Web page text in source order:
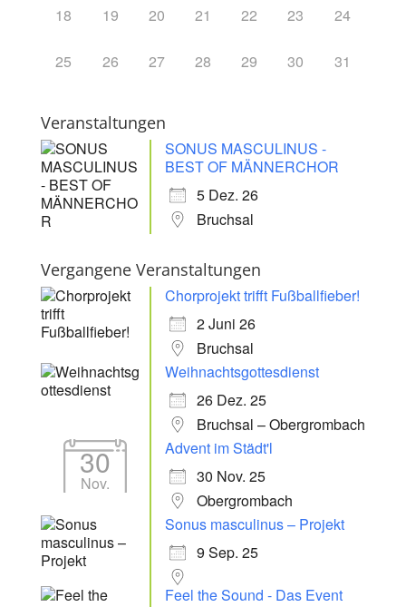
18 19 20 21 22 23 24
25 26 27 28 29 30 31
Veranstaltungen
SONUS MASCULINUS -
BEST OF MÄNNERCHOR
5 Dez. 26
Bruchsal
Vergangene Veranstaltungen
Chorprojekt trifft Fußballfieber!
2 Juni 26
Bruchsal
Weihnachtsgottesdienst
26 Dez. 25
Bruchsal – Obergrombach
30
Nov.
Advent im Städt'l
30 Nov. 25
Obergrombach
Sonus masculinus – Projekt
9 Sep. 25
Feel the Sound - Das Event